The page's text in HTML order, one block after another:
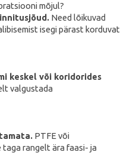
mõjul?
Need lõikuvad
isegi pärast korduvat
keskel või koridorides
valgustada
PTFE või
rangelt ära faasi- ja